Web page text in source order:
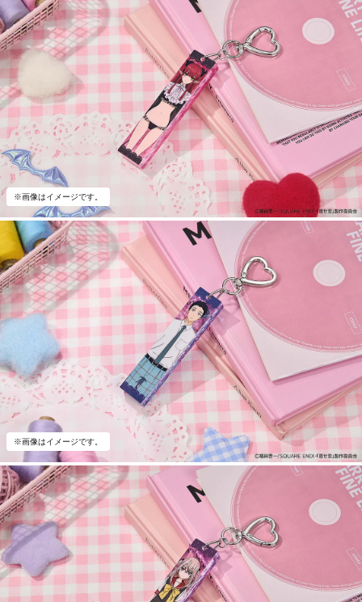
※画像はイメージです。
※画像はイメージです。